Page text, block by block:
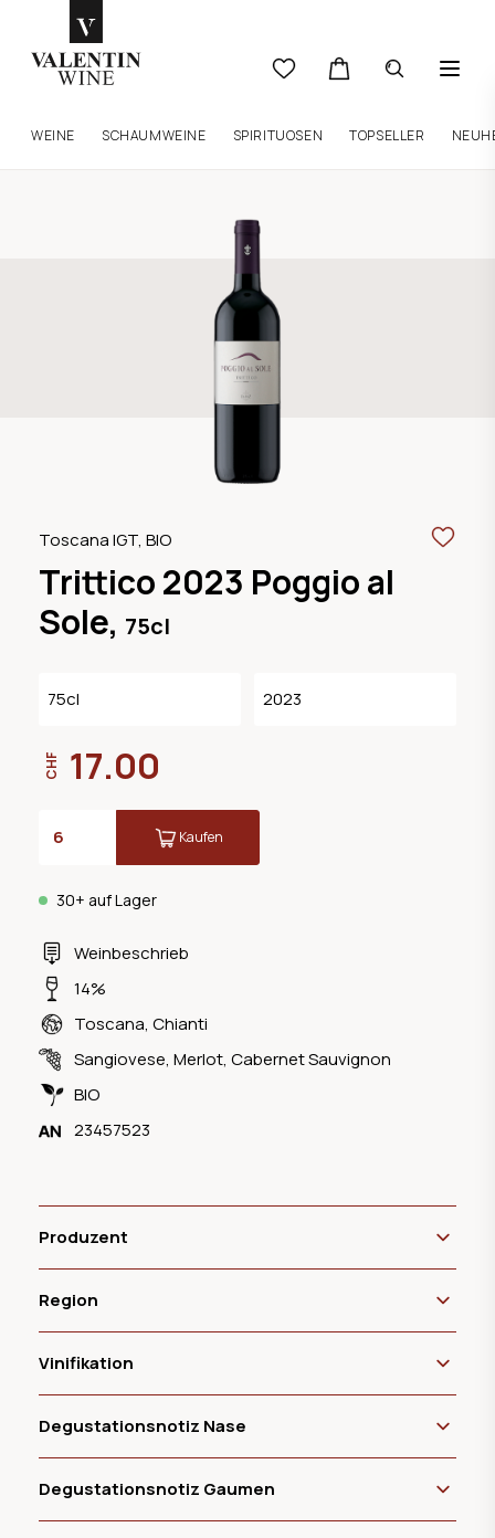
WEINE SCHAUMWEINE SPIRITUOSEN TOPSELLER
Toscana IGT, BIO
Trittico 2023 Poggio al
Sole, 75cl
Weinbeschrieb
14%
Toscana, Chianti
Sangiovese, Merlot, Cabernet Sauvignon
BIO
23457523
75cl 2023
30+ auf Lager
CHF 17.00
Kaufen
Produzent
Region
Vinifikation
Degustationsnotiz Nase
Degustationsnotiz Gaumen